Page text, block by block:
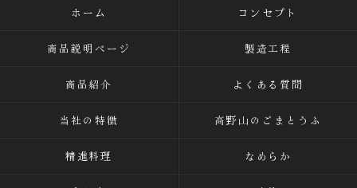
ホーム コンセプト
商品説明ページ 製造工程
商品紹介 よくある質問
当社の特徴 高野山のごまとうふ
精進料理 なめらか